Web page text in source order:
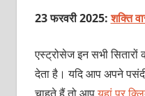
23 फरवरी 2025:शक्ति
एस्ट्रोसेज इन सभी सितारों
देता है। यदि आप अपने